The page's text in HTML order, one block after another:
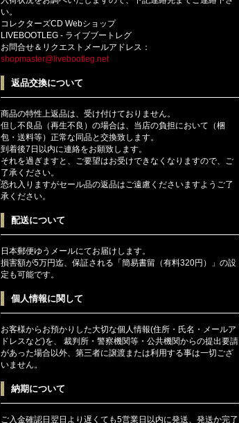
い。
コレクターズCD Webショップ
LIVEBOOTLEG - ライブブートレグ
お問合せ＆リクエストメールアドレス：
shopmaster@livebootleg.net
返品交換について
商品の特性上返品は、受け付けておりません。
但し不良品（再生不良）の場合は、当店の負担において（梱
包・送料等）正常な同品と交換致します。
到着後7日以内に連絡をお願致します。
それを過ぎますと、ご要望はお受けできなくなりますので、ご
了承ください。
恐れ入りますがセール品の返品はご遠慮くださいますようご了
承ください。
配送について
日本郵便ゆうメールにてお届けします。
損害額が5万円迄、保証される「簡易書留（有料320円）」の設
定も可能です。
個人情報に関して
お客様からお預かりした大切な個人情報(住所・氏名・メールア
ドレスなど)を、 裁判所・警察機関等・公共機関からの提出要請
があった場合以外、第三者に譲渡または利用する事は一切ござ
いません。
納期について
ご入金確認日翌日より遅くても5営業日以内に発送、発送か完了